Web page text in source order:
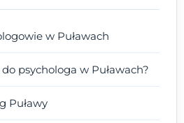
w Puławach
psychologa w Puławach?
Puławy